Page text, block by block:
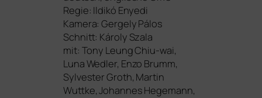
Regie: Ildikó Enyedi
Kamera: Gergely Pálos
Schnitt: Károly Szala
mit: Tony Leung Chiu-wai,
Luna Wedler, Enzo Brumm,
Sylvester Groth, Martin
Wuttke, Johannes Hegemann,